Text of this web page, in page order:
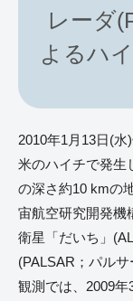
レーダ
よるハ
2010年1月13日(
米のハイチで発生
の深さ約10 kmの
宙航空研究開発機
衛星「だいち」
(PALSAR；パル
観測では、2009